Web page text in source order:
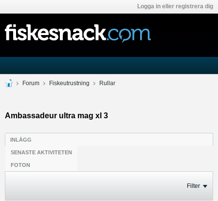
Logga in eller registrera dig
Forum Fiskeutrustning Rullar
Ambassadeur ultra mag xl 3
INLÄGG
SENASTE AKTIVITETEN
FOTON
Filter